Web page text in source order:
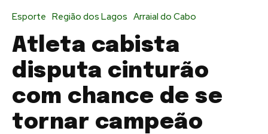
Esporte Região dos Lagos Arraial do Cabo
Atleta cabista
disputa cinturão
com chance de se
tornar campeão